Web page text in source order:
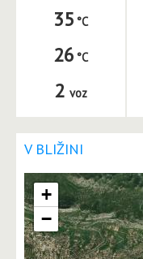
35
26
2 voz
V BLIŽINI
+
−